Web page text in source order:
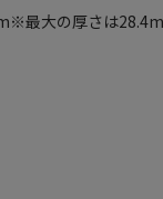
最大の厚さは